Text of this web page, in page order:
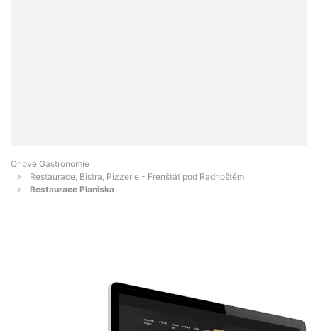
Orlové Gastronomie
Restaurace, Bistra, Pizzerie - Frenštát pod Radhoštěm
Restaurace Planiska